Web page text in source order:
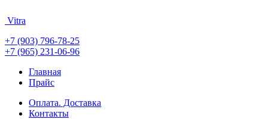
Vitra
+7 (903) 796-78-25
+7 (965) 231-06-96
Главная
Прайс
Оплата. Доставка
Контакты